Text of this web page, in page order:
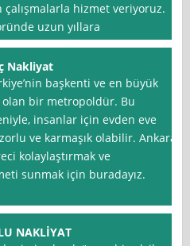
hizmet veriyoruz.
uzun yıllara
Nakliyat
başkenti ve en büyük
bir metropoldür. Bu
insanlar için evden eve
ve karmaşık olabilir. Ankara
kolaylaştırmak ve
sunmak için buradayız.
NAKLİYAT